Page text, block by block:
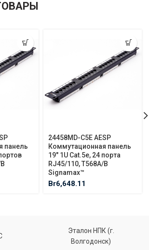
панель
24458MD-C5E AESP
Коммутационная панель
19″ 1U Cat.5e, 24 порта
RJ45/110, T568A/B
Signamax™
Br6,648.11
Эталон НПК (г.
Волгодонск)